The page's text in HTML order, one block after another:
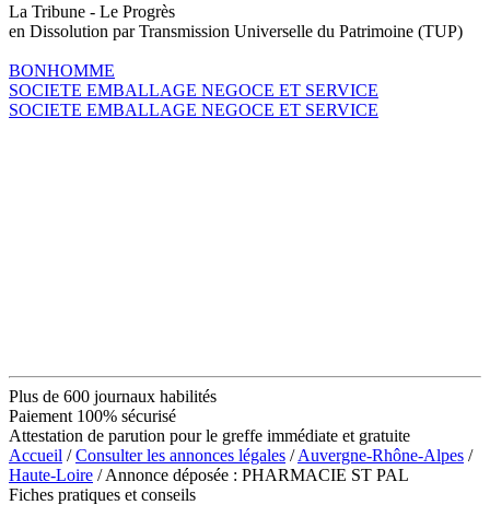
La Tribune - Le Progrès
en Dissolution par Transmission Universelle du Patrimoine (TUP)
BONHOMME
SOCIETE EMBALLAGE NEGOCE ET SERVICE
SOCIETE EMBALLAGE NEGOCE ET SERVICE
Plus de 600 journaux habilités
Paiement 100% sécurisé
Attestation de parution pour le greffe immédiate et gratuite
Accueil /Consulter les annonces légales /Auvergne-Rhône-Alpes /
Haute-Loire / Annonce déposée : PHARMACIE ST PAL
Fiches pratiques et conseils